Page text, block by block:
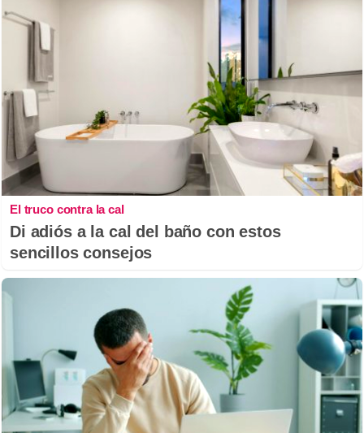
El truco contra la cal
Di adiós a la cal del baño con estos
sencillos consejos